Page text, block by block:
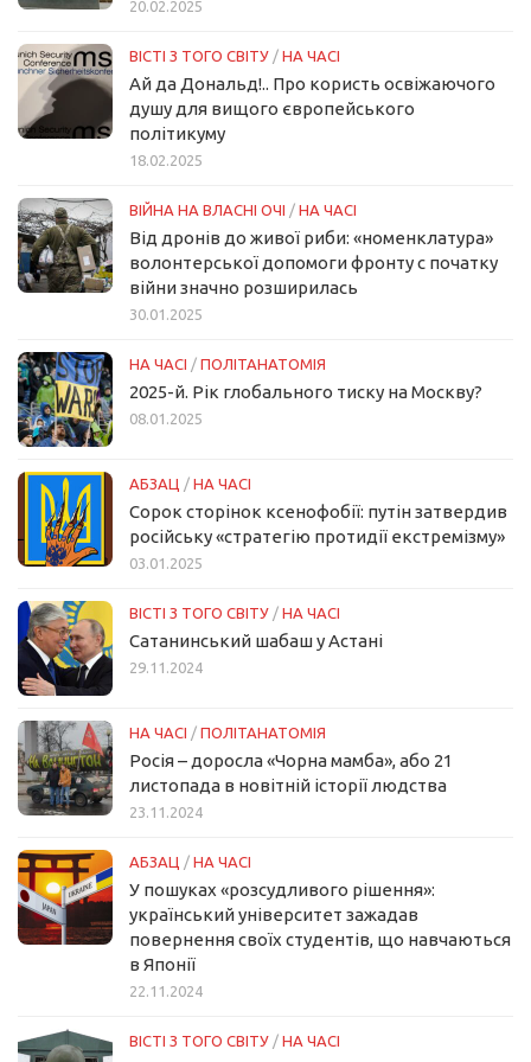
20.02.2025
ВІСТІ З ТОГО СВІТУ / НА ЧАСІ
Ай да Дональд!.. Про користь освіжаючого
душу для вищого європейського
політикуму
18.02.2025
ВІЙНА НА ВЛАСНІ ОЧІ / НА ЧАСІ
Від дронів до живої риби: «номенклатура»
волонтерської допомоги фронту с початку
війни значно розширилась
30.01.2025
НА ЧАСІ / ПОЛІТАНАТОМІЯ
2025-й. Рік глобального тиску на Москву?
08.01.2025
АБЗАЦ / НА ЧАСІ
Сорок сторінок ксенофобії: путін затвердив
російську «стратегію протидії екстремізму»
03.01.2025
ВІСТІ З ТОГО СВІТУ / НА ЧАСІ
Сатанинський шабаш у Астані
29.11.2024
НА ЧАСІ / ПОЛІТАНАТОМІЯ
Росія – доросла «Чорна мамба», або 21
листопада в новітній історії людства
23.11.2024
АБЗАЦ / НА ЧАСІ
У пошуках «розсудливого рішення»:
український університет зажадав
повернення своїх студентів, що навчаються
в Японії
22.11.2024
ВІСТІ З ТОГО СВІТУ / НА ЧАСІ